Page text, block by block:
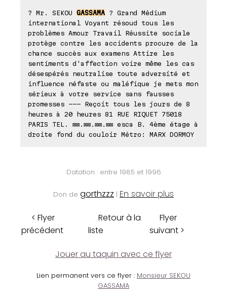
? Mr. SEKOU GASSAMA ? Grand Médium
international Voyant résoud tous les
problèmes Amour Travail Réussite sociale
protège contre les accidents procure de la
chance succès aux examens Attire les
sentiments d'affection voire même les cas
désespérés neutralise toute adversité et
influence néfaste ou maléfique je mets mon
sérieux à votre service sans fausses
promesses --- Reçoit tous les jours de 8
heures à 20 heures 81 RUE RIQUET 75018
PARIS TEL. ⊠⊠.⊠⊠.⊠⊠.⊠⊠ esca B. 4ème étage à
droite fond du couloir Métro: MARX DORMOY
Datation : entre 1985 et 1996
Don de gorthzzz | En savoir plus
< Flyer
précédent
Retour à la
liste
Flyer
suivant >
Jouer au taquin avec ce flyer
Lien permanent vers ce flyer : Monsieur SEKOU
GASSAMA